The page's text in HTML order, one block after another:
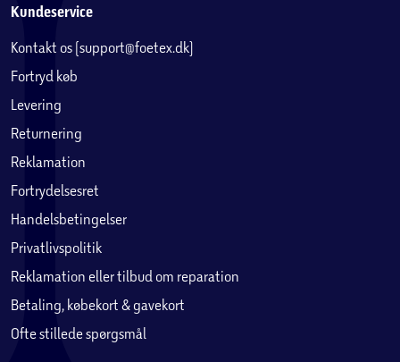
Kundeservice
Kontakt os (support@foetex.dk)
Fortryd køb
Levering
Returnering
Reklamation
Fortrydelsesret
Handelsbetingelser
Privatlivspolitik
Reklamation eller tilbud om reparation
Betaling, købekort & gavekort
Ofte stillede spørgsmål